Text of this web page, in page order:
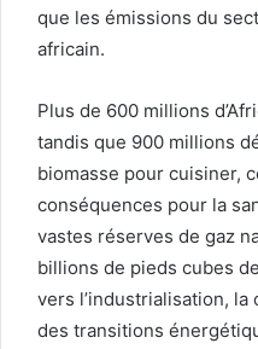
que les émissions du
africain.
Plus de 600 millions
tandis que 900 millions
biomasse pour cuisiner,
conséquences pour la
vastes réserves de gaz
billions de pieds cubes
vers l’industrialisation,
des transitions